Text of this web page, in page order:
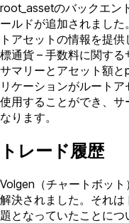
root_assetのバックエン
ールドが追加されまし
トアセットの情報を提
標通貨 – 手数料に関する
サマリーとアセット額
リケーションがルート
使用することができ、
なります。
トレード履歴
Volgen（チャートボッ
解決されました。それ
題となっていたことに